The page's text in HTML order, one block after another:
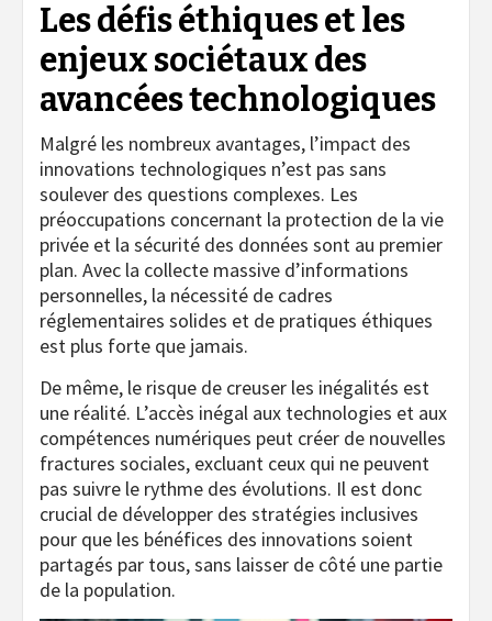
Les défis éthiques et les
enjeux sociétaux des
avancées technologiques
Malgré les nombreux avantages, l’impact des
innovations technologiques n’est pas sans
soulever des questions complexes. Les
préoccupations concernant la protection de la vie
privée et la sécurité des données sont au premier
plan. Avec la collecte massive d’informations
personnelles, la nécessité de cadres
réglementaires solides et de pratiques éthiques
est plus forte que jamais.
De même, le risque de creuser les inégalités est
une réalité. L’accès inégal aux technologies et aux
compétences numériques peut créer de nouvelles
fractures sociales, excluant ceux qui ne peuvent
pas suivre le rythme des évolutions. Il est donc
crucial de développer des stratégies inclusives
pour que les bénéfices des innovations soient
partagés par tous, sans laisser de côté une partie
de la population.